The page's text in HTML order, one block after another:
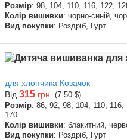
Розмір: 98, 104, 110, 116, 122,
Колір вишивки: чорно-синій,
Вид покупки: Роздріб, Гурт
для хлопчика Козачок
Від 315 грн. (7.50 $)
Розмір: 86, 92, 98, 104, 110,
170
Колір вишивки: блакитний,
Вид покупки: Роздріб, Гурт